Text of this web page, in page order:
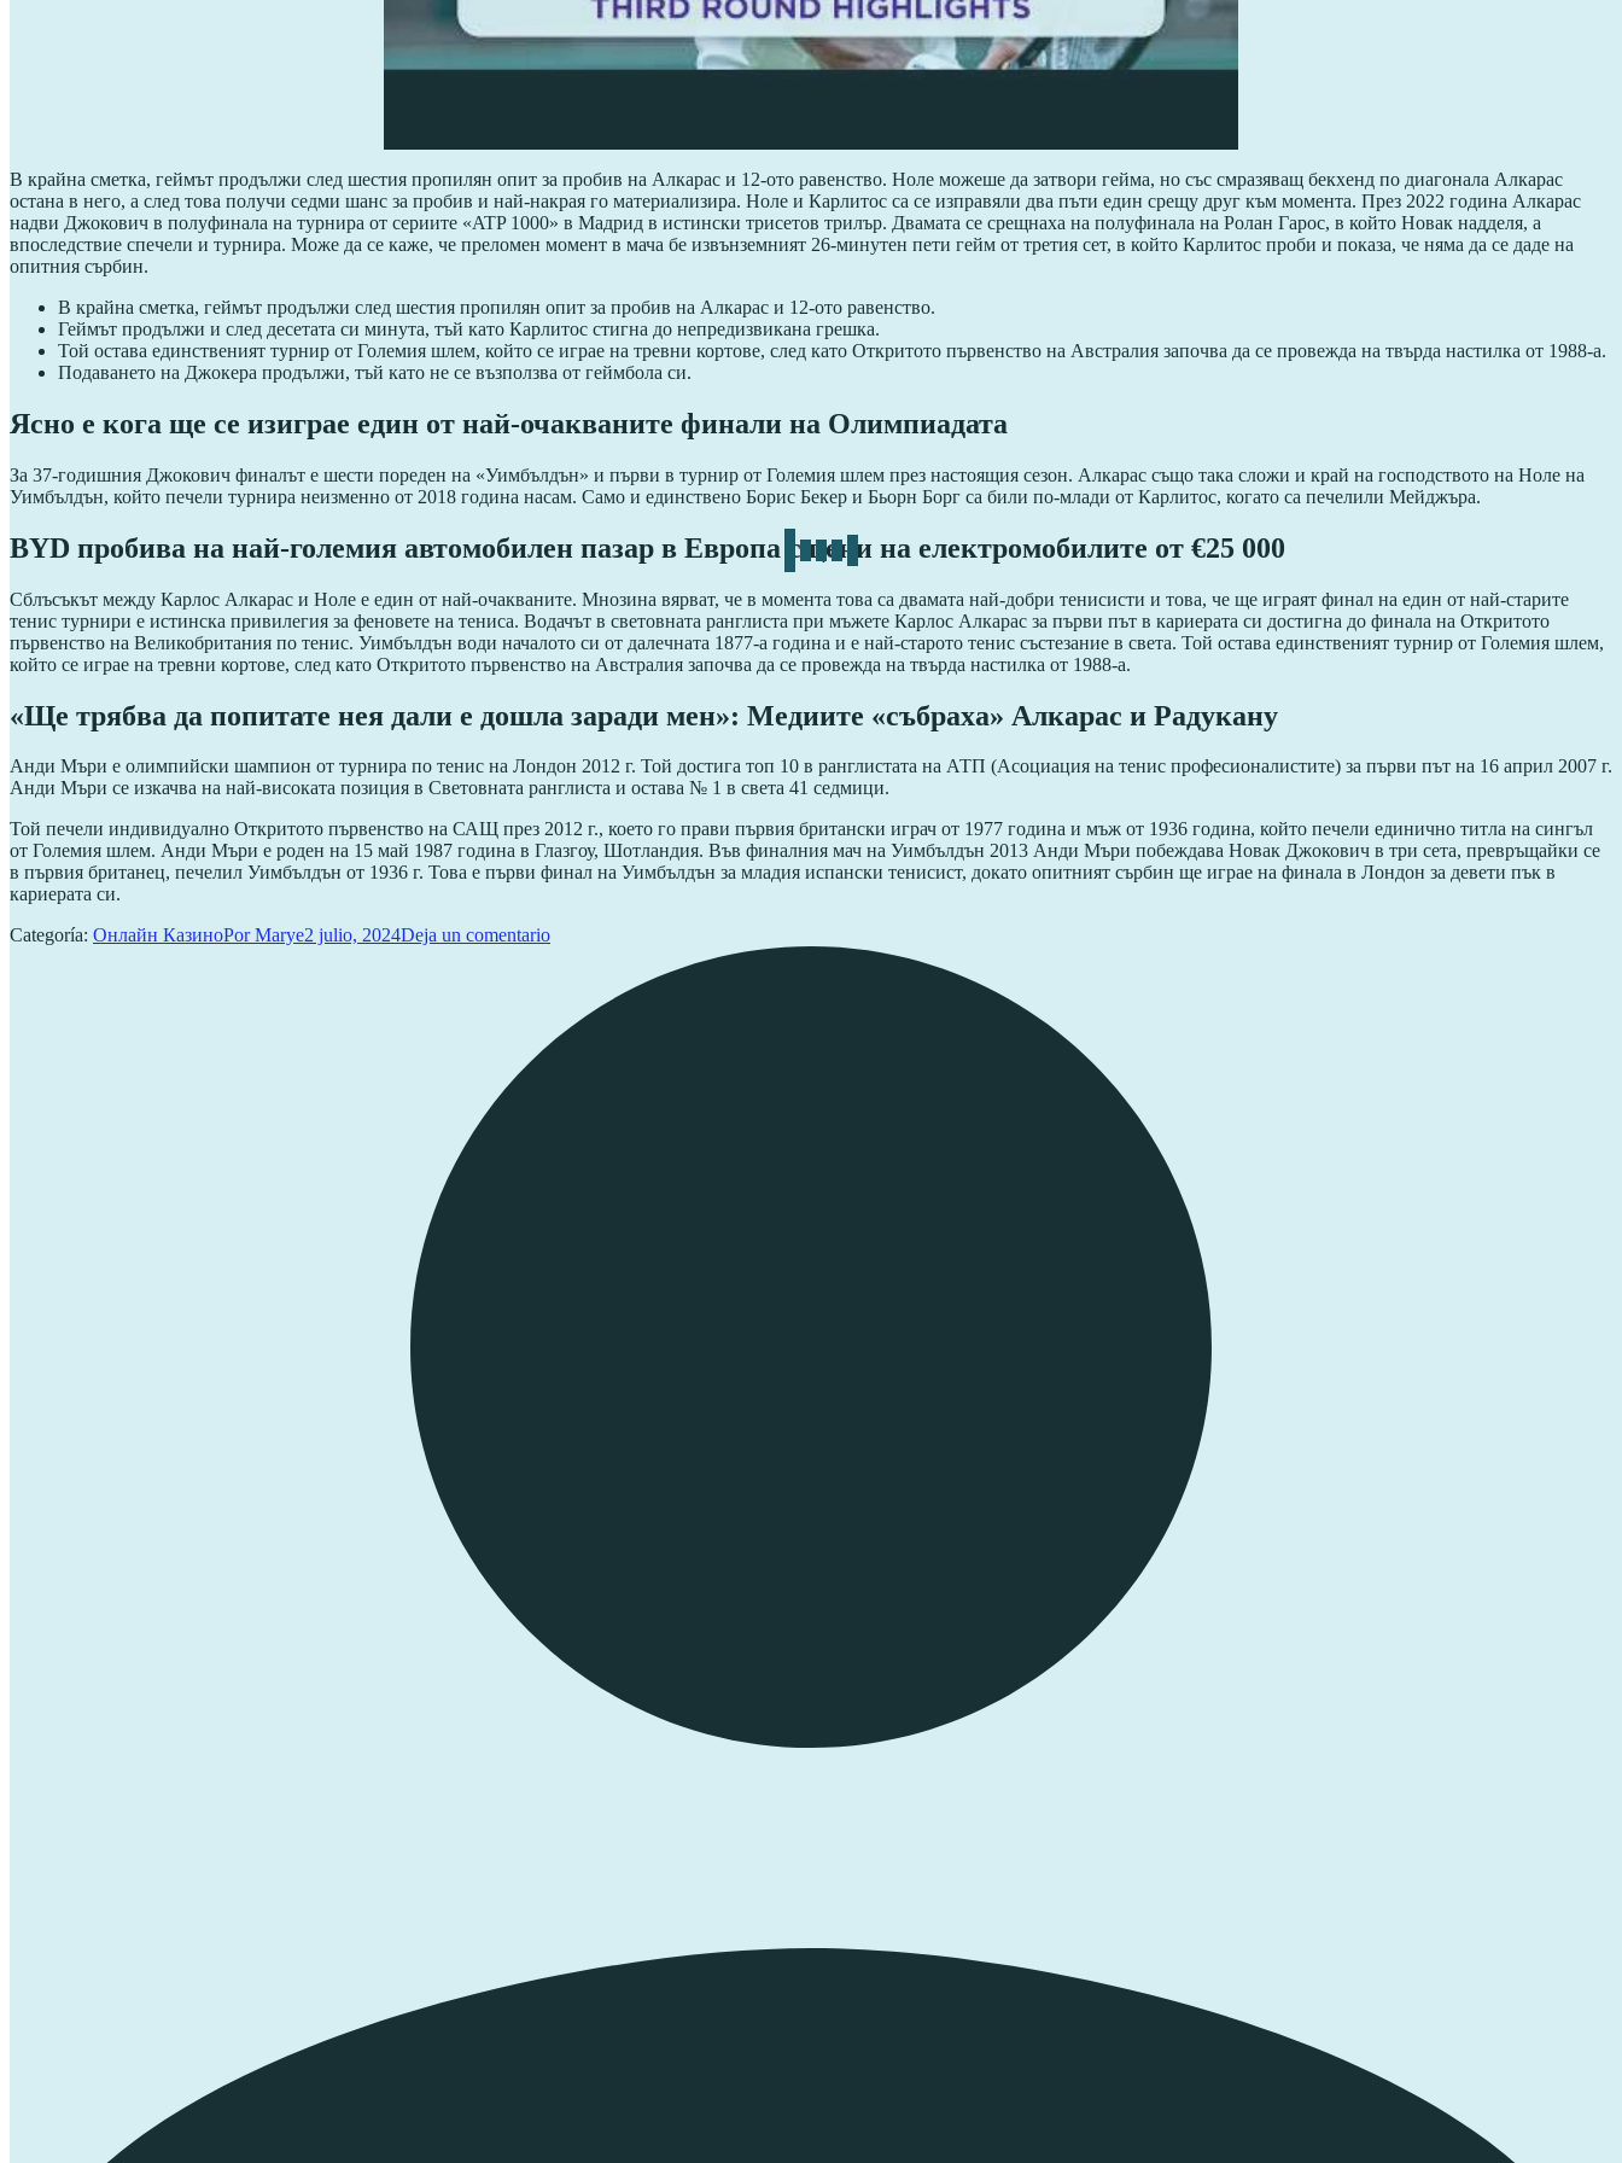
В крайна сметка, геймът продължи след шестия пропилян опит за пробив на Алкарас и 12-ото равенство. Ноле можеше да затвори гейма, но със смразяващ бекхенд по диагонала Алкарас
остана в него, а след това получи седми шанс за пробив и най-накрая го материализира. Ноле и Карлитос са се изправяли два пъти един срещу друг към момента. През 2022 година Алкарас
надви Джокович в полуфинала на турнира от сериите «ATP 1000» в Мадрид в истински трисетов трилър. Двамата се срещнаха на полуфинала на Ролан Гарос, в който Новак надделя, а
впоследствие спечели и турнира. Може да се каже, че преломен момент в мача бе извънземният 26-минутен пети гейм от третия сет, в който Карлитос проби и показа, че няма да се даде на
опитния сърбин.
В крайна сметка, геймът продължи след шестия пропилян опит за пробив на Алкарас и 12-ото равенство.
Геймът продължи и след десетата си минута, тъй като Карлитос стигна до непредизвикана грешка.
Той остава единственият турнир от Големия шлем, който се играе на тревни кортове, след като Откритото първенство на Австралия започва да се провежда на твърда настилка от 1988-а.
Подаването на Джокера продължи, тъй като не се възползва от геймбола си.
Ясно е кога ще се изиграе един от най-очакваните финали на Олимпиадата
За 37-годишния Джокович финалът е шести пореден на «Уимбълдън» и първи в турнир от Големия шлем през настоящия сезон. Алкарас също така сложи и край на господството на Ноле на
Уимбълдън, който печели турнира неизменно от 2018 година насам. Само и единствено Борис Бекер и Бьорн Борг са били по-млади от Карлитос, когато са печелили Мейджъра.
BYD пробива на най-големия автомобилен пазар в Европа с цени на електромобилите от €25 000
Сблъсъкът между Карлос Алкарас и Ноле е един от най-очакваните. Мнозина вярват, че в момента това са двамата най-добри тенисисти и това, че ще играят финал на един от най-старите
тенис турнири е истинска привилегия за феновете на тениса. Водачът в световната ранглиста при мъжете Карлос Алкарас за първи път в кариерата си достигна до финала на Откритото
първенство на Великобритания по тенис. Уимбълдън води началото си от далечната 1877-а година и е най-старото тенис състезание в света. Той остава единственият турнир от Големия шлем,
който се играе на тревни кортове, след като Откритото първенство на Австралия започва да се провежда на твърда настилка от 1988-а.
«Ще трябва да попитате нея дали е дошла заради мен»: Медиите «събраха» Алкарас и Радукану
Анди Мъри е олимпийски шампион от турнира по тенис на Лондон 2012 г. Той достига топ 10 в ранглистата на АТП (Асоциация на тенис професионалистите) за първи път на 16 април 2007 г.
Анди Мъри се изкачва на най-високата позиция в Световната ранглиста и остава № 1 в света 41 седмици.
Той печели индивидуално Откритото първенство на САЩ през 2012 г., което го прави първия британски играч от 1977 година и мъж от 1936 година, който печели единично титла на сингъл
от Големия шлем. Анди Мъри е роден на 15 май 1987 година в Глазгоу, Шотландия. Във финалния мач на Уимбълдън 2013 Анди Мъри побеждава Новак Джокович в три сета, превръщайки се
в първия британец, печелил Уимбълдън от 1936 г. Това е първи финал на Уимбълдън за младия испански тенисист, докато опитният сърбин ще играе на финала в Лондон за девети пък в
кариерата си.
Categoría: Онлайн КазиноPorMarye2 julio, 2024Deja un comentario